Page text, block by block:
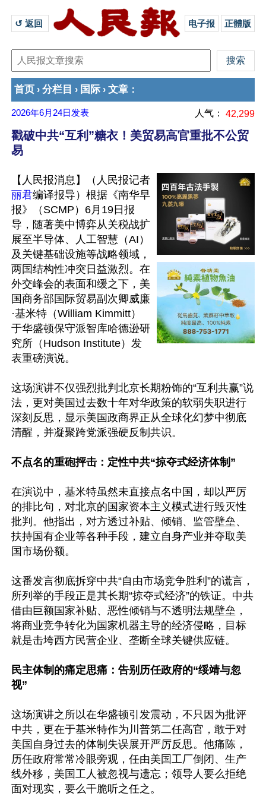
↺ 返回 电子报 正體版
首页 › 分栏目 › 国际 › 文章 ：
2026年6月24日 发表 人气： 42,299
戳破中共“互利”糖衣！美贸易高官重批不公贸
易
【人民报消息】（人民报记者
丽君编译报导）根据《南华早
报》（SCMP）6月19日报
导，随著美中博弈从关税战扩
展至半导体、人工智慧（AI）
及关键基础设施等战略领域，
两国结构性冲突日益激烈。在
外交峰会的表面和缓之下，美
国商务部国际贸易副次卿威廉
·基米特（William Kimmitt）
于华盛顿保守派智库哈德逊研
究所（Hudson Institute）发
表重磅演说。
这场演讲不仅强烈批判北京长期粉饰的“互利共赢”说
法，更对美国过去数十年对华政策的软弱失职进行
深刻反思，显示美国政商界正从全球化幻梦中彻底
清醒，并凝聚跨党派强硬反制共识。
不点名的重砲抨击：定性中共“掠夺式经济体制”
在演说中，基米特虽然未直接点名中国，却以严厉
的排比句，对北京的国家资本主义模式进行毁灭性
批判。他指出，对方透过补贴、倾销、监管壁垒、
扶持国有企业等各种手段，建立自身产业并夺取美
国市场份额。
这番发言彻底拆穿中共“自由市场竞争胜利”的谎言，
所列举的手段正是其长期“掠夺式经济”的铁证。中共
借由巨额国家补贴、恶性倾销与不透明法规壁垒，
将商业竞争转化为国家机器主导的经济侵略，目标
就是击垮西方民营企业、垄断全球关键供应链。
民主体制的痛定思痛：告别历任政府的“绥靖与忽
视”
这场演讲之所以在华盛顿引发震动，不只因为批评
中共，更在于基米特作为川普第二任高官，敢于对
美国自身过去的体制失误展开严厉反思。他痛陈，
历任政府常常冷眼旁观，任由美国工厂倒闭、生产
线外移，美国工人被忽视与遗忘；领导人要么拒绝
面对现实，要么干脆听之任之。